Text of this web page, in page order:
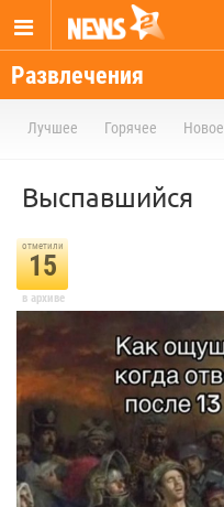
Развлечения
Лучшее Горячее Новое
Выспавшийся
отметили
15
в архиве